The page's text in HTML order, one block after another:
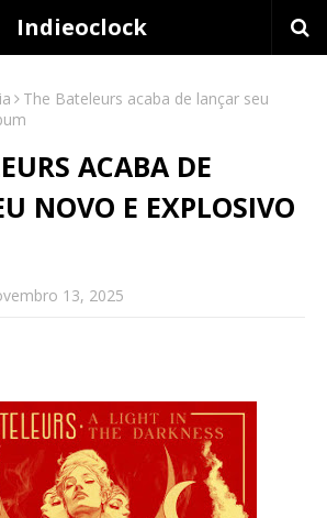
Indieoclock
The Bateleurs acaba de lançar seu
ACABA DE
NOVO E EXPLOSIVO
13, 2025